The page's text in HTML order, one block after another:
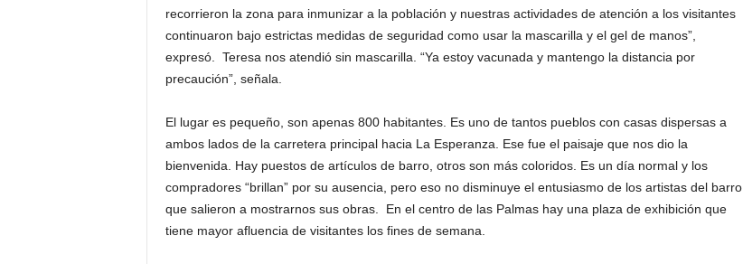
recorrieron la zona para inmunizar a la población y nuestras actividades de atención a los visitantes
continuaron bajo estrictas medidas de seguridad como usar la mascarilla y el gel de manos”,
expresó. Teresa nos atendió sin mascarilla. “Ya estoy vacunada y mantengo la distancia por
precaución”, señala.
El lugar es pequeño, son apenas 800 habitantes. Es uno de tantos pueblos con casas dispersas a
ambos lados de la carretera principal hacia La Esperanza. Ese fue el paisaje que nos dio la
bienvenida. Hay puestos de artículos de barro, otros son más coloridos. Es un día normal y los
compradores “brillan” por su ausencia, pero eso no disminuye el entusiasmo de los artistas del barro
que salieron a mostrarnos sus obras. En el centro de las Palmas hay una plaza de exhibición que
tiene mayor afluencia de visitantes los fines de semana.